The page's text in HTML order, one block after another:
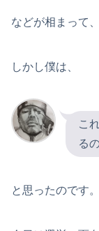
などが相まって
しかし僕は、
こ
る
と思ったのです。